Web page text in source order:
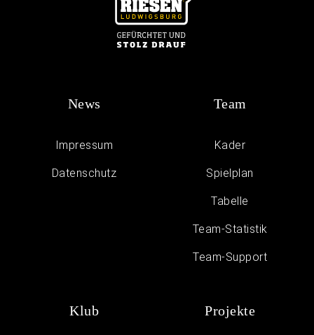
News
Impressum
Daten­schutz
Team
Kader
Spielplan
Tabelle
Team-Statistik
Team-Support
Klub Projekte